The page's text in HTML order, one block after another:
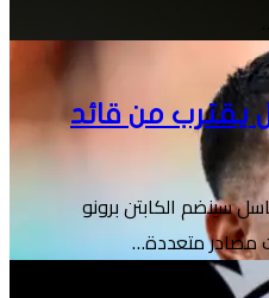
يقترب من قائد
سينضم الكابتن برونو
مصادر متعددة…